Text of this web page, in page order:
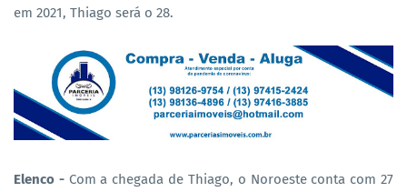
em 2021, Thiago será o 28.
Elenco - Com a chegada de Thiago, o Noroeste conta com 27